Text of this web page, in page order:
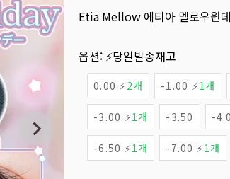
Etia Mellow 에티아 멜로우원
옵션: ⚡당일발송재고
0.00 ⚡ 2개 -1.00 ⚡1개
-3.00 ⚡1개 -3.50 -
-6.50 ⚡1개 -7.00 ⚡1개